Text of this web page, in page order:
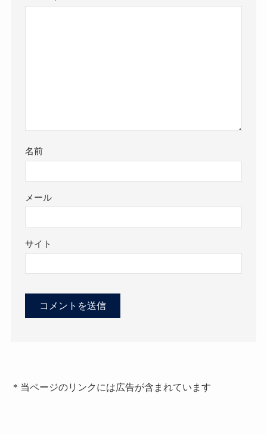
名前
メール
サイト
＊当ページのリンクには広告が含まれています